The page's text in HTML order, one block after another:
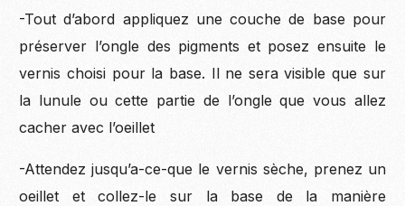
-Tout d’abord appliquez une couche de base pour
préserver l’ongle des pigments et posez ensuite le
vernis choisi pour la base. Il ne sera visible que sur
la lunule ou cette partie de l’ongle que vous allez
cacher avec l’oeillet
-Attendez jusqu’a-ce-que le vernis sèche, prenez un
oeillet et collez-le sur la base de la manière